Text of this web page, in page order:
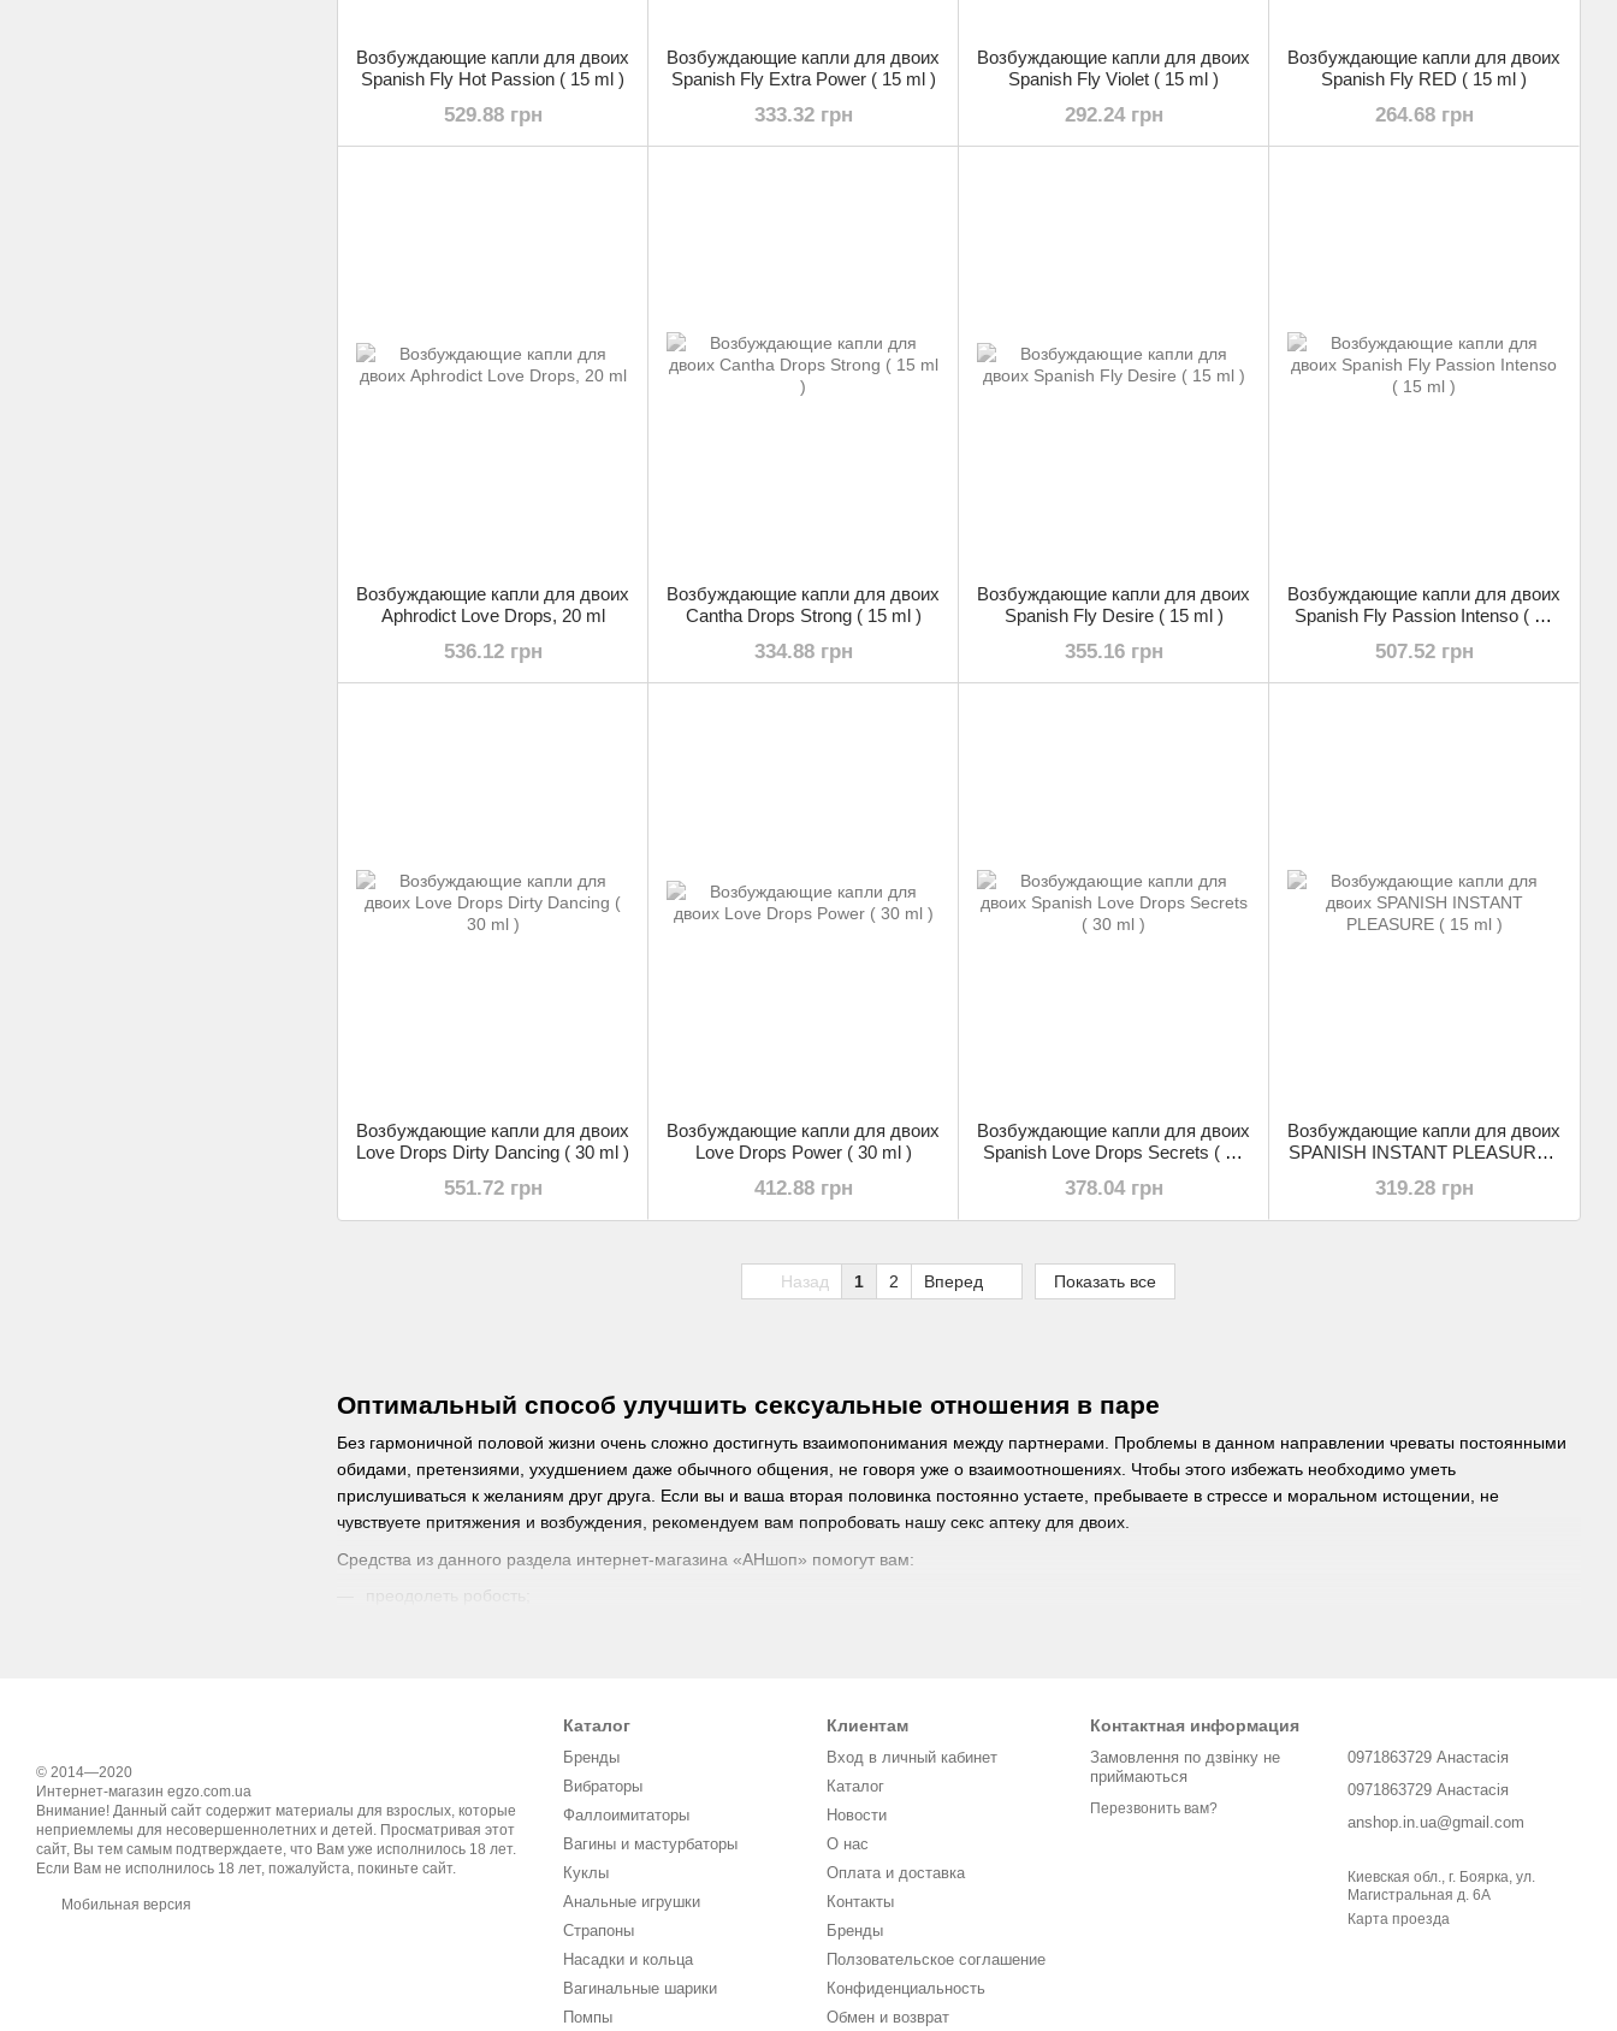
Оптимальный способ улучшить сексуальные отношения в паре
Без гармоничной половой жизни очень сложно достигнуть взаимопонимания между партнерами. Проблемы в данном направлении чреваты постоянными
обидами, претензиями, ухудшением даже обычного общения, не говоря уже о взаимоотношениях. Чтобы этого избежать необходимо уметь
прислушиваться к желаниям друг друга. Если вы и ваша вторая половинка постоянно устаете, пребываете в стрессе и моральном истощении, не
чувствуете притяжения и возбуждения, рекомендуем вам попробовать нашу секс аптеку для двоих.
Средства из данного раздела интернет-магазина «АНшоп» помогут вам:
преодолеть робость;
Подобрать оптимальный вариант таких препаратов вы сможете воспользовавшись советом наших профессиональных консультантов.
Прежде, чем приобрести средства из секс аптеки для двоих, необходимо ознакомиться с особенностями их действия. После употребления таких
препаратов вы можете почувствовать жар, прилив крови к лицу, а кожа при этом начнет краснеть. Пугаться таких симптомов не стоит. Они возникают из-за
того, что данный тип средств влияет на скорость кровообращения. В следствие повышения кровотока также может появиться незначительная головная
Если вы заметили, что сразу же после приема препарата у вас учащается сердцебиение, необходимо пересмотреть его дозу. Возможно, она для вас
слишком большая. Также подобная симптоматика возникает в том случае, если средство попросту вам не подходит. Уменьшите дозу и понаблюдайте за
В нашем интернет-магазине «АНшоп» представлены средства для двоих в виде:
Возбуждающие капли для двоих
Spanish Fly Hot Passion ( 15 ml )
529.88 грн
Возбуждающие капли для двоих
Spanish Fly Extra Power ( 15 ml )
333.32 грн
Возбуждающие капли для двоих
Spanish Fly Violet ( 15 ml )
292.24 грн
Возбуждающие капли для двоих
Spanish Fly RED ( 15 ml )
264.68 грн
Возбуждающие капли для двоих
Aphrodict Love Drops, 20 ml
536.12 грн
Возбуждающие капли для двоих
Cantha Drops Strong ( 15 ml )
334.88 грн
Возбуждающие капли для двоих
Spanish Fly Desire ( 15 ml )
355.16 грн
Возбуждающие капли для двоих
Spanish Fly Passion Intenso ( 15
507.52 грн
Возбуждающие капли для двоих
Love Drops Dirty Dancing ( 30 ml )
551.72 грн
Возбуждающие капли для двоих
Love Drops Power ( 30 ml )
412.88 грн
Возбуждающие капли для двоих
Spanish Love Drops Secrets ( 30
378.04 грн
Возбуждающие капли для двоих
SPANISH INSTANT PLEASURE (
319.28 грн
Назад 1 2 Вперед Показать все
© 2014—2020
Интернет-магазин egzo.com.ua
Внимание! Данный сайт содержит материалы для взрослых, которые
неприемлемы для несовершеннолетних и детей. Просматривая этот
сайт, Вы тем самым подтверждаете, что Вам уже исполнилось 18 лет.
Если Вам не исполнилось 18 лет, пожалуйста, покиньте сайт.
Мобильная версия
Каталог
Бренды
Вибраторы
Фаллоимитаторы
Вагины и мастурбаторы
Куклы
Анальные игрушки
Страпоны
Насадки и кольца
Вагинальные шарики
Помпы
Клиентам
Вход в личный кабинет
Каталог
Новости
О нас
Оплата и доставка
Контакты
Бренды
Ползовательское соглашение
Конфиденциальность
Обмен и возврат
Контактная информация
Замовлення по дзвінку не
приймаються
Перезвонить вам?
0971863729 Анастасія
0971863729 Анастасія
anshop.in.ua@gmail.com
Киевская обл., г. Боярка, ул.
Магистральная д. 6А
Карта проезда